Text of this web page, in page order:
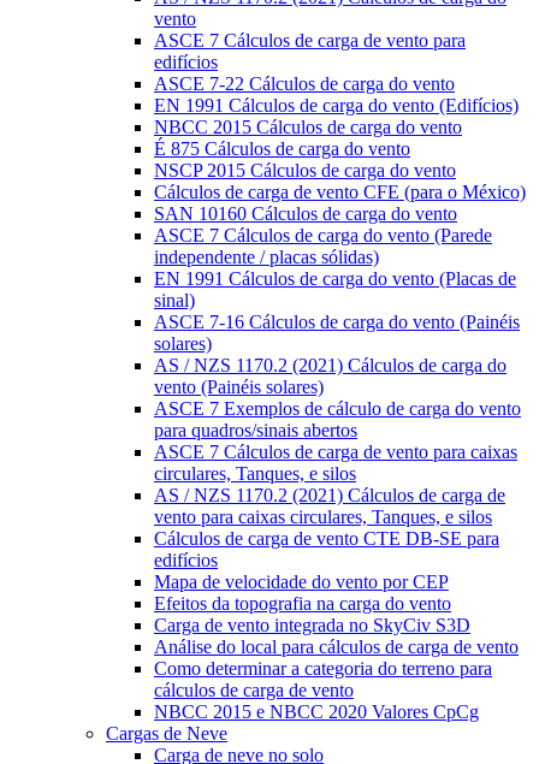
vento
ASCE 7 Cálculos de carga de vento para
edifícios
ASCE 7-22 Cálculos de carga do vento
EN 1991 Cálculos de carga do vento (Edifícios)
NBCC 2015 Cálculos de carga do vento
É 875 Cálculos de carga do vento
NSCP 2015 Cálculos de carga do vento
Cálculos de carga de vento CFE (para o México)
SAN 10160 Cálculos de carga do vento
ASCE 7 Cálculos de carga do vento (Parede
independente / placas sólidas)
EN 1991 Cálculos de carga do vento (Placas de
sinal)
ASCE 7-16 Cálculos de carga do vento (Painéis
solares)
AS / NZS 1170.2 (2021) Cálculos de carga do
vento (Painéis solares)
ASCE 7 Exemplos de cálculo de carga do vento
para quadros/sinais abertos
ASCE 7 Cálculos de carga de vento para caixas
circulares, Tanques, e silos
AS / NZS 1170.2 (2021) Cálculos de carga de
vento para caixas circulares, Tanques, e silos
Cálculos de carga de vento CTE DB-SE para
edifícios
Mapa de velocidade do vento por CEP
Efeitos da topografia na carga do vento
Carga de vento integrada no SkyCiv S3D
Análise do local para cálculos de carga de vento
Como determinar a categoria do terreno para
cálculos de carga de vento
NBCC 2015 e NBCC 2020 Valores CpCg
Cargas de Neve
Carga de neve no solo